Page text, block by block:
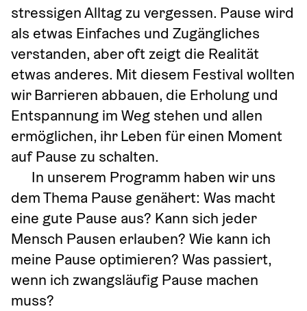
stressigen Alltag zu vergessen. Pause wird
als etwas Einfaches und Zugängliches
verstanden, aber oft zeigt die Realität
etwas anderes. Mit diesem Festival wollten
wir Barrieren abbauen, die Erholung und
Entspannung im Weg stehen und allen
ermöglichen, ihr Leben für einen Moment
auf Pause zu schalten.
In unserem Programm haben wir uns
dem Thema Pause genähert: Was macht
eine gute Pause aus? Kann sich jeder
Mensch Pausen erlauben? Wie kann ich
meine Pause optimieren? Was passiert,
wenn ich zwangsläufig Pause machen
muss?